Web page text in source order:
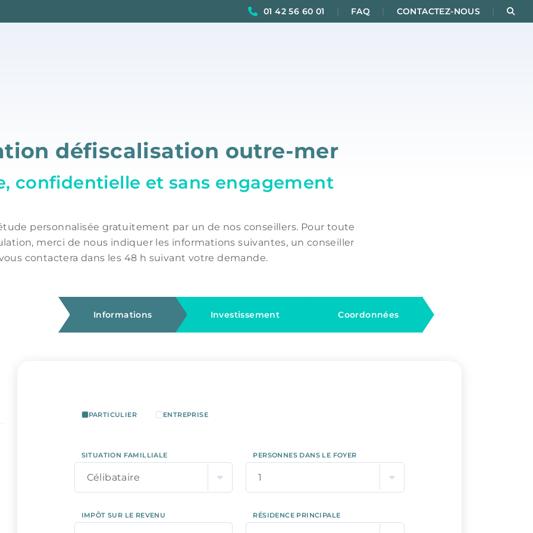
01 42 56 60 01 FAQ CONTACTEZ-NOUS
défiscalisation outre-mer
confidentielle et sans engagement
personnalisée gratuitement par un de nos conseillers. Pour toute
merci de nous indiquer les informations suivantes, un conseiller
contactera dans les 48 h suivant votre demande.
Informations Investissement Coordonnées
PARTICULIER ENTREPRISE
SITUATION FAMILLIALE
Célibataire
PERSONNES DANS LE FOYER
1
IMPÔT SUR LE REVENU RÉSIDENCE PRINCIPALE